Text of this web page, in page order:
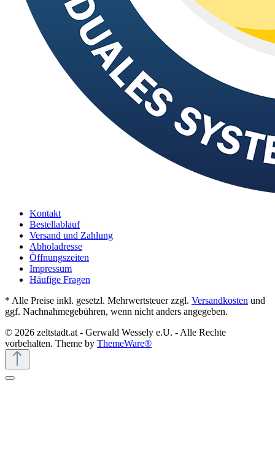
Kontakt
Bestellablauf
Versand und Zahlung
Abholadresse
Öffnungszeiten
Impressum
Häufige Fragen
* Alle Preise inkl. gesetzl. Mehrwertsteuer zzgl. Versandkosten und
ggf. Nachnahmegebühren, wenn nicht anders angegeben.
© 2026 zeltstadt.at - Gerwald Wessely e.U. - Alle Rechte
vorbehalten. Theme by ThemeWare®